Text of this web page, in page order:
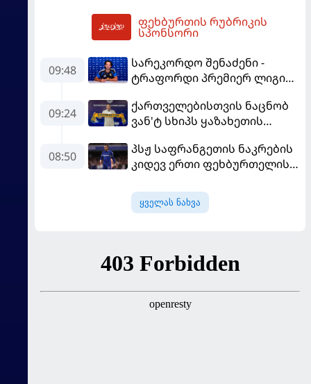
ფეხბურთის რუბრიკის
სპონსორი
09:48
სარეკორდო შენაძენი -
ტრაფორდი პრემიერ ლიგის
09:24
ქართველებისთვის ნაცნობ
ვან'ტ სხიპს ყაზახეთის
08:50
პსჟ საფრანგეთის ნაკრების
კიდევ ერთი ფეხბურთელის
ყველას ნახვა